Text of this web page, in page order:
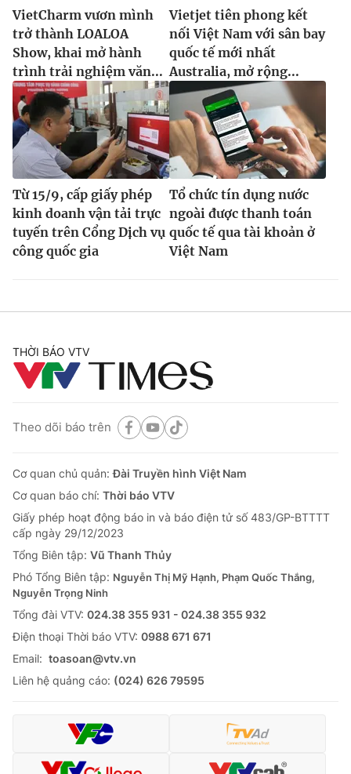
VietCharm vươn mình
trở thành LOALOA
Show, khai mở hành
trình trải nghiệm văn...
Vietjet tiên phong kết
nối Việt Nam với sân bay
quốc tế mới nhất
Australia, mở rộng...
Từ 15/9, cấp giấy phép
kinh doanh vận tải trực
tuyến trên Cổng Dịch vụ
công quốc gia
Tổ chức tín dụng nước
ngoài được thanh toán
quốc tế qua tài khoản ở
Việt Nam
THỜI BÁO VTV
Theo dõi báo trên
Cơ quan chủ quản:Đài Truyền hình Việt Nam
Cơ quan báo chí: Thời báo VTV
Giấy phép hoạt động báo in và báo điện tử số 483/GP-BTTTT
cấp ngày 29/12/2023
Tổng Biên tập: Vũ Thanh Thủy
Phó Tổng Biên tập: Nguyễn Thị Mỹ Hạnh, Phạm Quốc Thắng,
Nguyễn Trọng Ninh
Tổng đài VTV: 024.38 355 931 - 024.38 355 932
Ðiện thoại Thời báo VTV: 0988 671 671
Email: toasoan@vtv.vn
Liên hệ quảng cáo: (024) 626 79595